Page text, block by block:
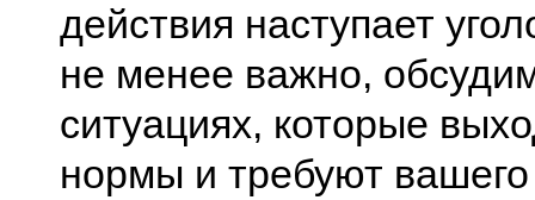
действия наступает
не менее важно,
ситуациях, которые
нормы и требуют